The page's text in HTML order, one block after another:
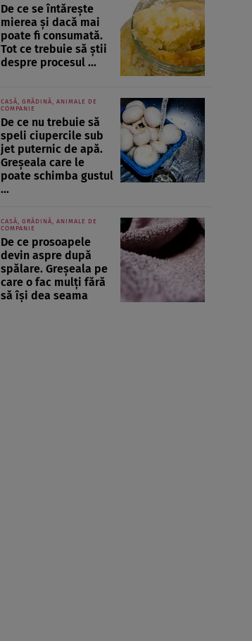
De ce se întărește
mierea și dacă mai
poate fi consumată.
Tot ce trebuie să știi
despre procesul ...
CASĂ, GRĂDINĂ, ANIMALE DE
COMPANIE
De ce nu trebuie să
speli ciupercile sub
jet puternic de apă.
Greșeala care le
poate schimba gustul
...
CASĂ, GRĂDINĂ, ANIMALE DE
COMPANIE
De ce prosoapele
devin aspre după
spălare. Greșeala pe
care o fac mulți fără
să își dea seama